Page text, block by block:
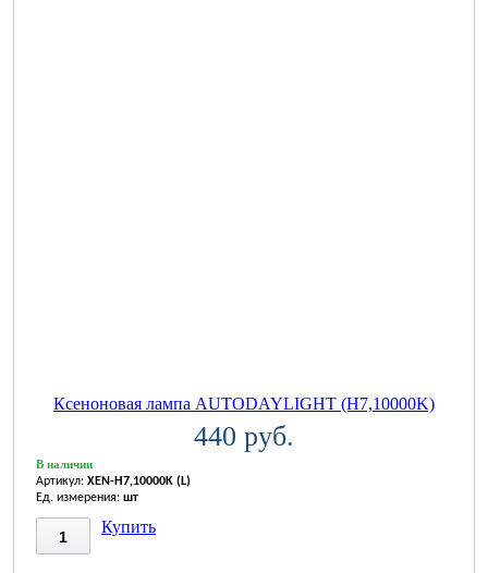
Ксеноновая лампа AUTODAYLIGHT (H7,10000K)
440 руб.
В наличии
Артикул: XEN-H7,10000K (L)
Ед. измерения: шт
Купить